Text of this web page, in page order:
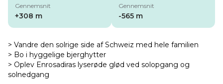
Gennemsnit
+308 m
Gennemsnit
-565 m
> Vandre den solrige side af Schweiz med hele familien
> Bo i hyggelige bjerghytter
> Oplev Enrosadiras lyserøde glød ved solopgang og
solnedgang